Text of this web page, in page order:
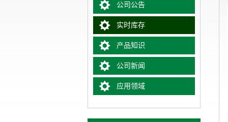
公司公告
实时库存
产品知识
公司新闻
应用领域